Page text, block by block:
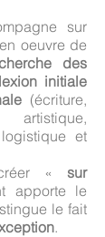
sur
oeuvre de
des
initiale
(écriture,
et
« sur
apporte le
le fait
.